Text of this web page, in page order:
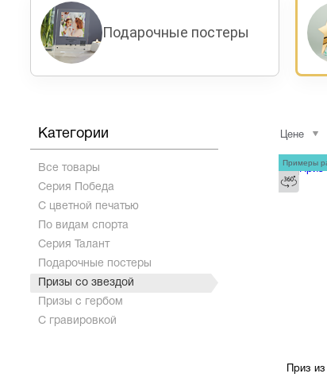
Подарочные постеры
Категории
Все товары
Серия Победа
С цветной печатью
По видам спорта
Серия Талант
Подарочные постеры
Призы со звездой
Призы с гербом
С гравировкой
Цене
Приз
Примеры